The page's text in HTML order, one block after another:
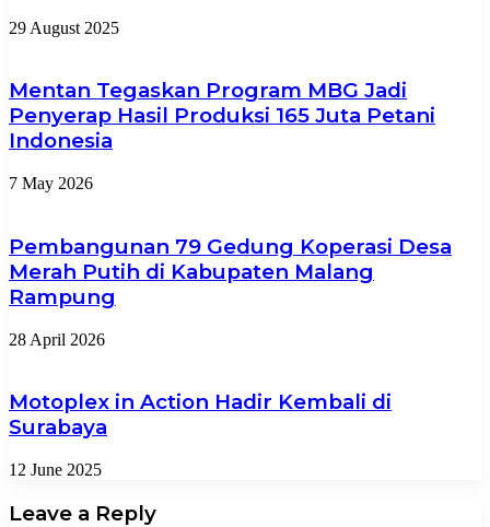
29 August 2025
Mentan Tegaskan Program MBG Jadi
Penyerap Hasil Produksi 165 Juta Petani
Indonesia
7 May 2026
Pembangunan 79 Gedung Koperasi Desa
Merah Putih di Kabupaten Malang
Rampung
28 April 2026
Motoplex in Action Hadir Kembali di
Surabaya
12 June 2025
Leave a Reply